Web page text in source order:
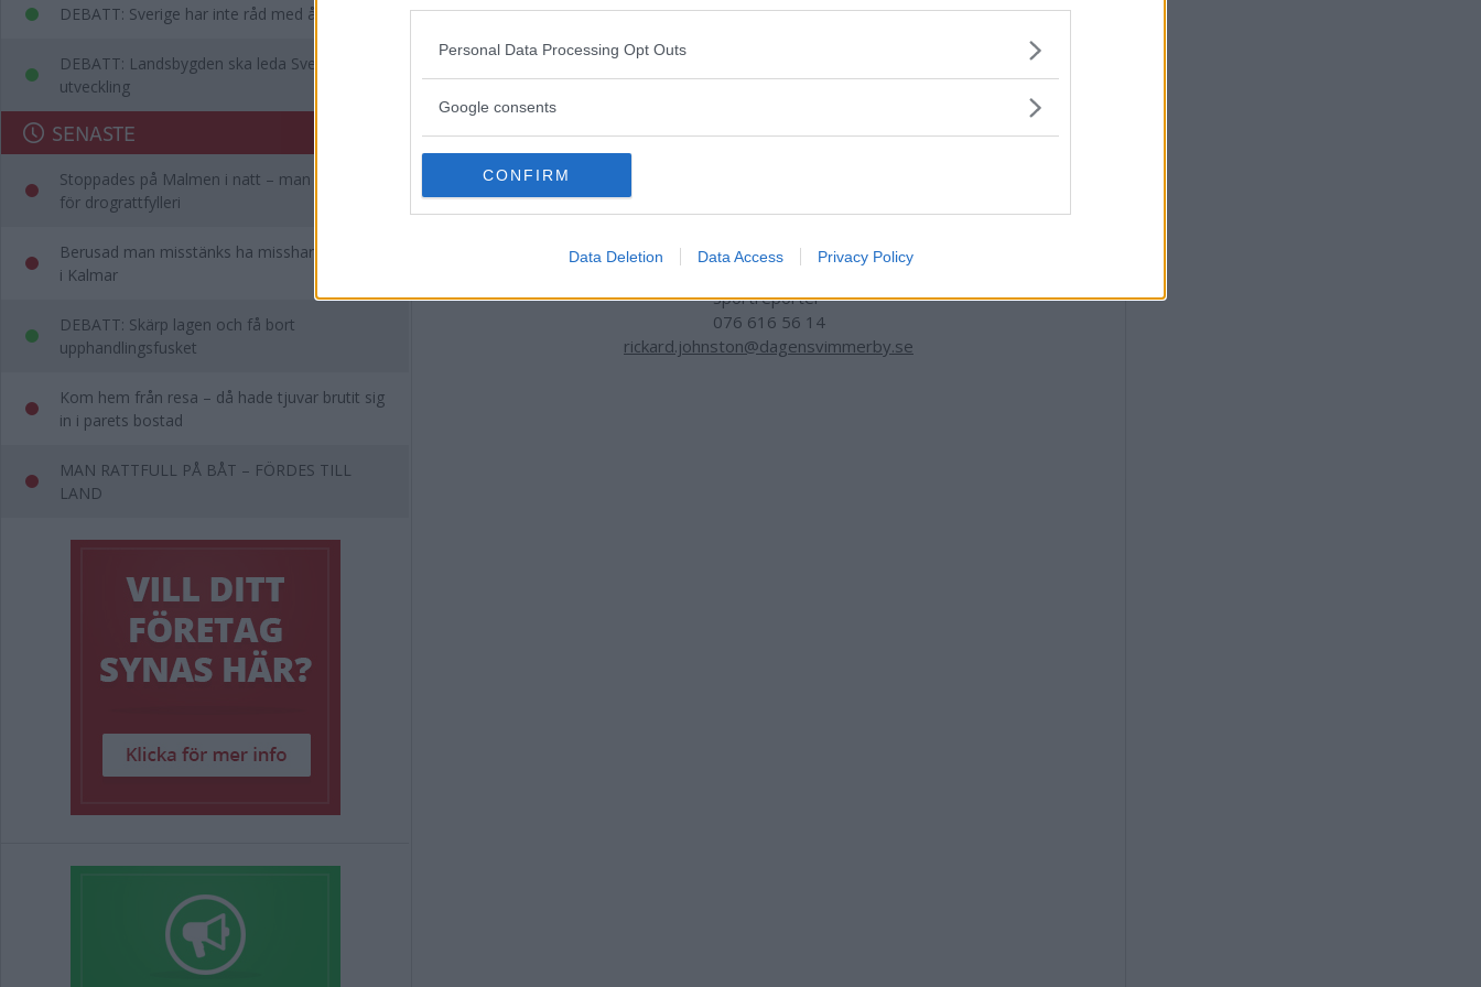
Personal Data Processing Opt Outs
Google consents
CONFIRM
Data Deletion Data Access Privacy Policy
DEBATT: Sverige har inte råd med ålderism
DEBATT: Landsbygden ska leda Sveriges
utveckling
SENASTE
Stoppades på Malmen i natt – man misstänks
för drograttfylleri
Berusad man misstänks ha misshandlat kvinna
i Kalmar
DEBATT: Skärp lagen och få bort
upphandlingsfusket
Kom hem från resa – då hade tjuvar brutit sig
in i parets bostad
MAN RATTFULL PÅ BÅT – FÖRDES TILL
LAND
Reporter
micael.rundberg@dagensvimmerby.se
Tess Hartikka
Sportreporter
076 616 56 14
rickard.johnston@dagensvimmerby.se